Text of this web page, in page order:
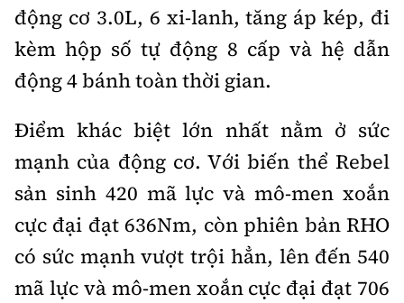
Tòa soạn: Số 2 Nguyễn Công Hoan, phường Giảng Võ,
Hà Nội.
Hotline: 0967 376 459;
Liên hệ quảng cáo phát hành: 0915.057.282
Thông tin tòa soạn
động cơ 3.0L, 6 xi-lanh, tăng áp kép, đi
kèm hộp số tự động 8 cấp và hệ dẫn
động 4 bánh toàn thời gian.
Điểm khác biệt lớn nhất nằm ở sức
mạnh của động cơ. Với biến thể Rebel
sản sinh 420 mã lực và mô-men xoắn
cực đại đạt 636Nm, còn phiên bản RHO
có sức mạnh vượt trội hẳn, lên đến 540
mã lực và mô-men xoắn cực đại đạt 706